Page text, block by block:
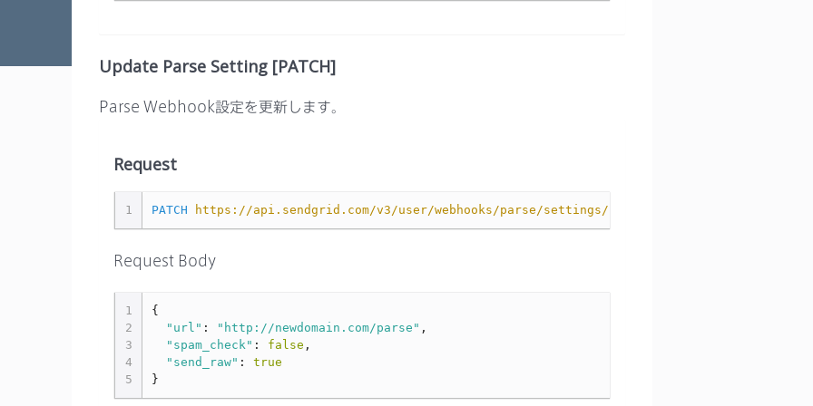
Update Parse Setting [PATCH]
Parse Webhook設定を更新します。
Request
1 PATCH https://api.sendgrid.com/v3/user/webhooks/parse/settings/{hostname}
Request Body
1
2
3
4
5
{
"url" : "http://newdomain.com/parse" ,
"spam_check" : false ,
"send_raw" :
true
}